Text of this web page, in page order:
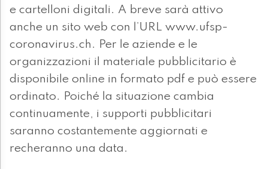
e cartelloni digitali. A breve sarà attivo
anche un sito web con l’URL www.ufsp-
coronavirus.ch. Per le aziende e le
organizzazioni il materiale pubblicitario è
disponibile online in formato pdf e può essere
ordinato. Poiché la situazione cambia
continuamente, i supporti pubblicitari
saranno costantemente aggiornati e
recheranno una data.